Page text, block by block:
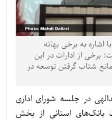
اشاره به برخی بهانه
برخی از ادارات در این
شتاب گرفتن توسعه در
در جلسه شورای اداری
بانک‌های استانی از بخش